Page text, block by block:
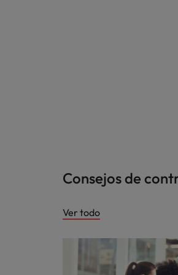
Consejos de
Ver todo